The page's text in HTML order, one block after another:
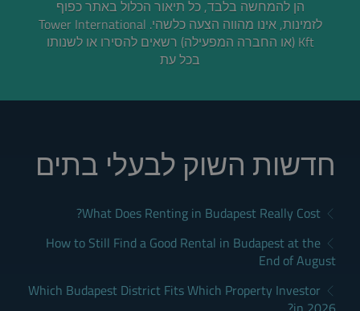
הן להמחשה בלבד, כל תיאור הכלול באתר כפוף
לזמינות, אינו מהווה הצעה כלשהי. Tower International
Kft (או החברה המפעילה) רשאים להסירו או לשנותו
בכל עת
חדשות השוק לבעלי בתים
What Does Renting in Budapest Really Cost?
How to Still Find a Good Rental in Budapest at the
End of August
Which Budapest District Fits Which Property Investor